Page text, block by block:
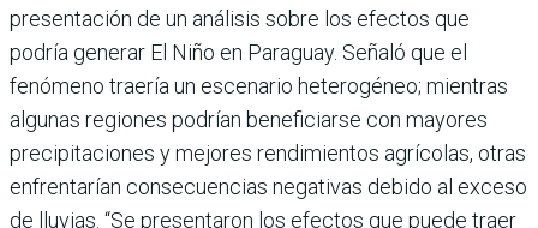
presentación de un análisis sobre los efectos que
podría generar El Niño en Paraguay. Señaló que el
fenómeno trae­ría un escenario heterogéneo; mientras
algunas regiones podrían beneficiarse con mayores
precipitaciones y mejores rendimientos agrí­colas, otras
enfrentarían con­secuencias negativas debido al exceso
de lluvias. “Se pre­sentaron los efectos que puede traer